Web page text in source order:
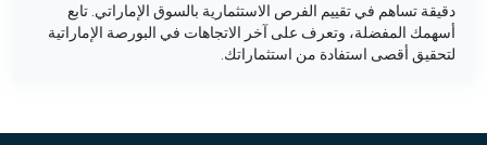
دقيقة تساهم في تقييم الفرص الاستثمارية بالسوق الإماراتي. تابع
أسهمك المفضلة، وتعرف على آخر الاتجاهات في البورصة الإماراتية
لتحقيق أقصى استفادة من استثماراتك.